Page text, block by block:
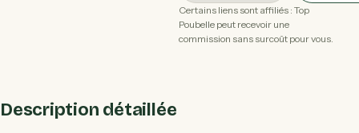
Certains liens sont affiliés : Top
Poubelle peut recevoir une
commission sans surcoût pour vous.
Description détaillée